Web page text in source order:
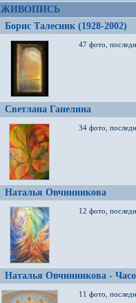
ЖИВОПИСЬ
Борис Талесник (1928-2002)
47 фото,
Светлана Ганелина
34 фото,
Наталья Овчинникова
12 фото,
Наталья Овчинникова -
11 фото,